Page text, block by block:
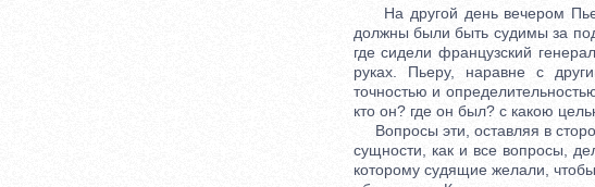
На другой день вечером
должны были быть судимы за
где сидели французский
руках. Пьеру, наравне с
точностью и
кто он? где он был? с какою
Вопросы эти, оставляя в
сущности, как и все вопросы,
которому судящие желали,